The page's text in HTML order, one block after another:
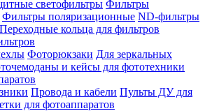
светофильтры Фильтры
Фильтры поляризационные ND-фильтры
Переходные кольца для фильтров
Фоторюкзаки Для зеркальных
и кейсы для фототехники
Провода и кабели Пульты ДУ для
для фотоаппаратов